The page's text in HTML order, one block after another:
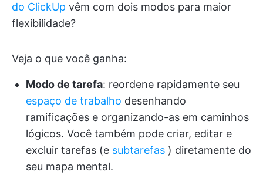
do ClickUp vêm com dois modos para maior
flexibilidade?
Veja o que você ganha:
Modo de tarefa: reordene rapidamente seu
espaço de trabalho desenhando
ramificações e organizando-as em caminhos
lógicos. Você também pode criar, editar e
excluir tarefas (e subtarefas ) diretamente do
seu mapa mental.